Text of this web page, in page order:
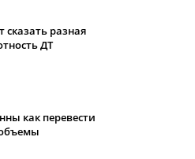
сказать разная
ДТ
как перевести